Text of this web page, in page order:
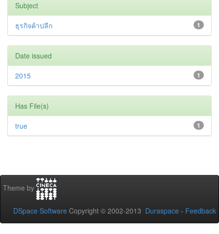
Subject
1
ธุรกิจค้าปลีก
Date issued
1
2015
Has File(s)
1
true
Theme by
DSpace Software Copyright © 2002-2013 Duraspace - Feedback